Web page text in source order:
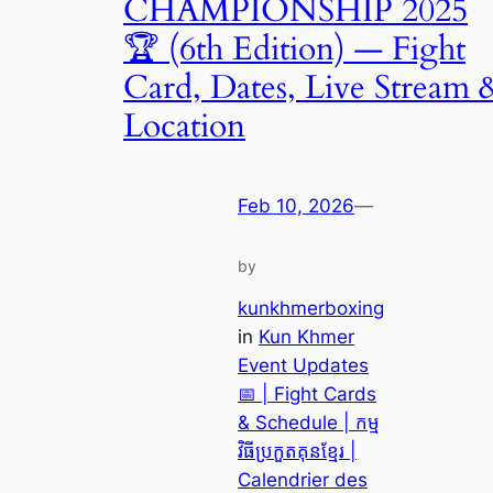
CHAMPIONSHIP 2025
🏆 (6th Edition) — Fight
Card, Dates, Live Stream
Location
Feb 10, 2026—
by
kunkhmerboxing
in Kun Khmer
Event Updates
📅 | Fight Cards
& Schedule | កម្ម
វិធីប្រកួតគុនខ្មែរ |
Calendrier des